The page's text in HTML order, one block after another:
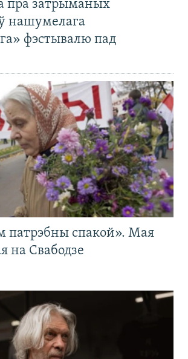
пра затрыманых
нашумелага
фэстывалю пад
патрэбны спакой». Мая
на Свабодзе